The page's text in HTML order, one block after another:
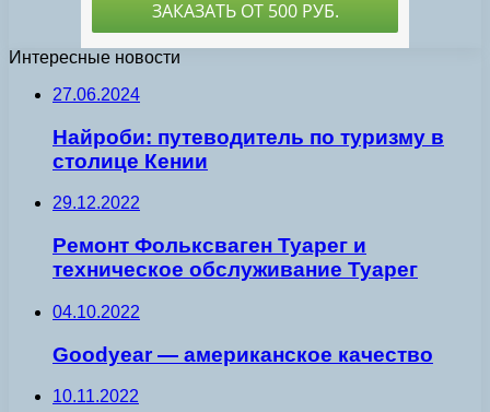
Интересные новости
27.06.2024
Найроби: путеводитель по туризму в
столице Кении
29.12.2022
Ремонт Фольксваген Туарег и
техническое обслуживание Туарег
04.10.2022
Goodyear — американское качество
10.11.2022